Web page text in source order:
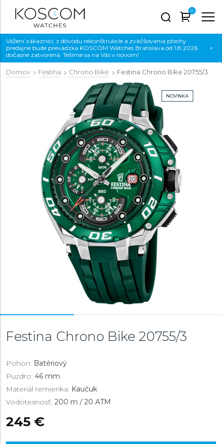
0
Vážení zákazníci, z dôvodu rekonštrukcie a zväčšovania plochy
predajne bude prevádzka KOSCOM Watches Bratislava od 1.8.2026
dočasne zatvorená. Tešíme sa na Vás v novom!
×
Domov Festina Chrono Bike Festina Chrono Bike 20755/3
NOVINKA
Festina Chrono Bike 20755/3
Pohon: Batériový
Puzdro: 46 mm
Materiál remienka: Kaučuk
Vodotesnosť: 200 m / 20 ATM
245 €